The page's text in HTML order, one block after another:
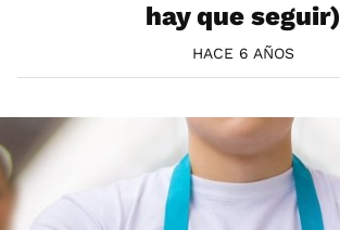
hay que seguir)
HACE 6 AÑOS